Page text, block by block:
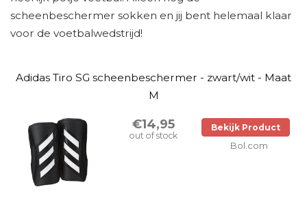
scheenbeschermer sokken en jij bent helemaal klaar
voor de voetbalwedstrijd!
Adidas Tiro SG scheenbeschermer - zwart/wit - Maat
M
€14,95
out of stock
Bekijk Product
Bol.com